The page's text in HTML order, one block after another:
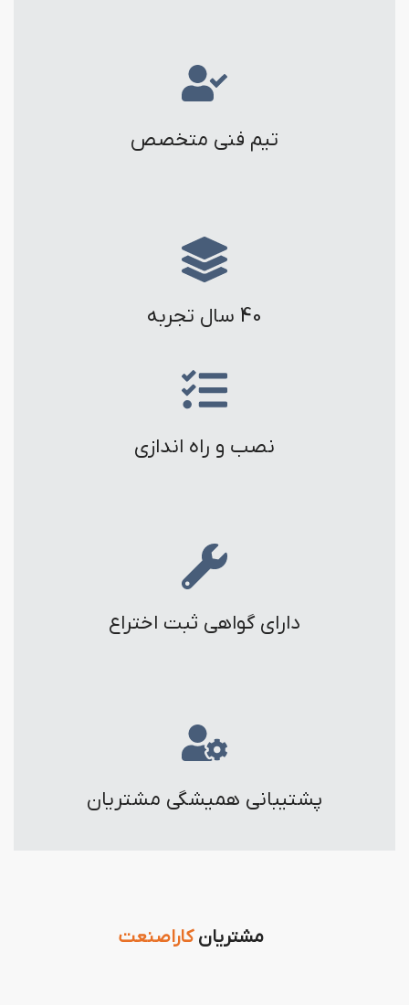
تیم فنی متخصص
40 سال تجربه
نصب و راه اندازی
دارای گواهی ثبت اختراع
پشتیبانی همیشگی مشتریان
مشتریانکاراصنعت